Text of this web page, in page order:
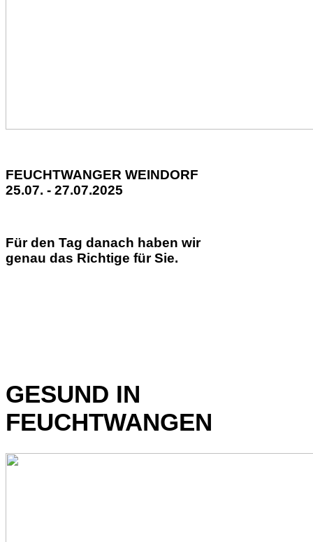
FEUCHTWANGER WEINDORF
25.07. - 27.07.2025
Für den Tag danach haben wir
genau das Richtige für Sie.
GESUND IN
FEUCHTWANGEN